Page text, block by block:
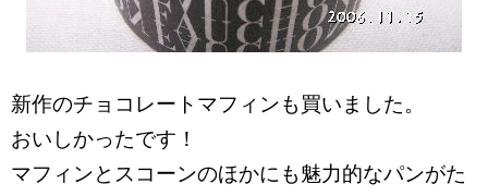
新作のチョコレートマフィンも買いました。
おいしかったです！
マフィンとスコーンのほかにも魅力的なパンがた